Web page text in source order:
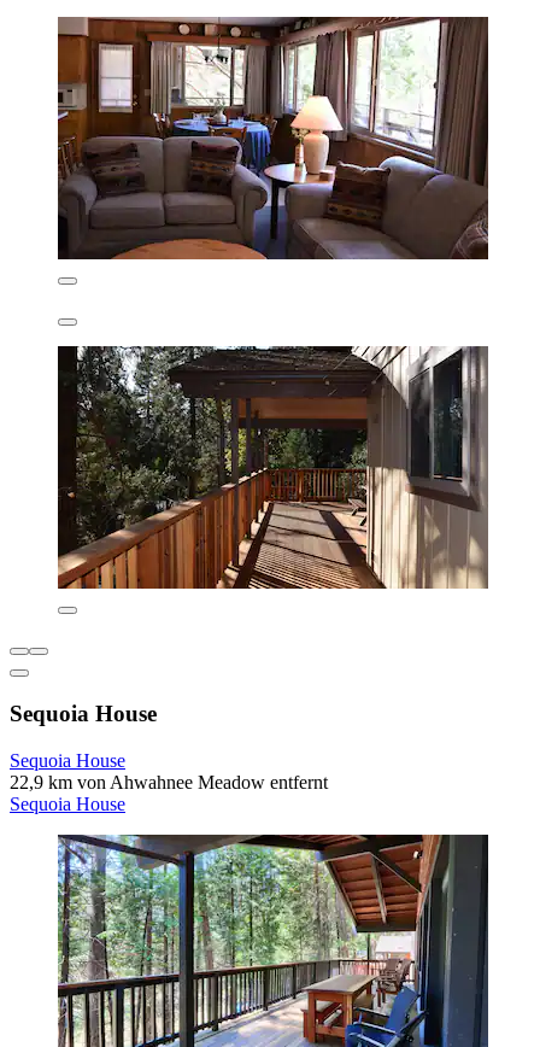
Sequoia House
Sequoia House
22,9 km von Ahwahnee Meadow entfernt
Sequoia House